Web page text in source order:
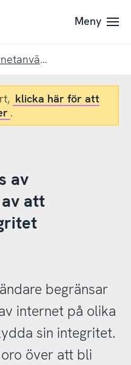
Meny
Vad begränsar vår internetanvändning?
klicka här för att
.
av
att
begränsar
internet på olika
sin integritet.
över att bli